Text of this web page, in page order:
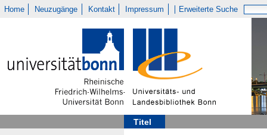
Home Neuzugänge Kontakt Impressum Erweiterte Suche
Titel